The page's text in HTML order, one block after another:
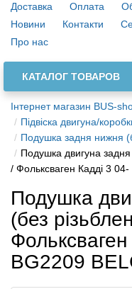
Доставка Оплата
Новини
Контакти
Про нас
КАТАЛОГ ТОВАРОВ
Інтернет магазин BUS-
Підвіска двигуна/
Подушка задня нижня
Подушка двигуна
/ Фольксваген Кадді 3
Подушка
(без
BG2209